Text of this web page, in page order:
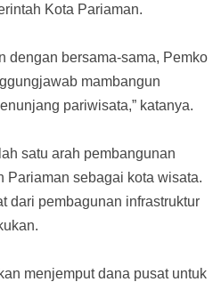
Kota Pariaman.
dengan bersama-sama, Pemko
mambangun
pariwisata,” katanya.
satu arah pembangunan
Pariaman sebagai kota wisata.
dari pembagunan infrastruktur
menjemput dana pusat untuk